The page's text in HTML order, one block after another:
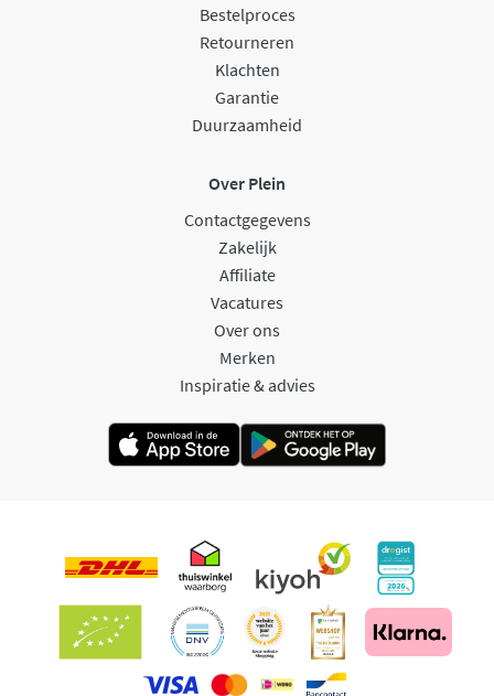
Bestelproces
Retourneren
Klachten
Garantie
Duurzaamheid
Over Plein
Contactgegevens
Zakelijk
Affiliate
Vacatures
Over ons
Merken
Inspiratie & advies